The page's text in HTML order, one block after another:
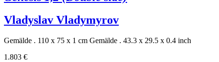
Vladyslav Vladymyrov
Gemälde . 110 x 75 x 1 cm Gemälde . 43.3 x 29.5 x 0.4 inch
1.803 €